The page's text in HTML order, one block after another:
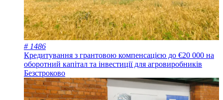
# 1486
Кредитування з грантовою компенсацією до €20 000 на
оборотний капітал та інвестиції для агровиробників
Безстроково